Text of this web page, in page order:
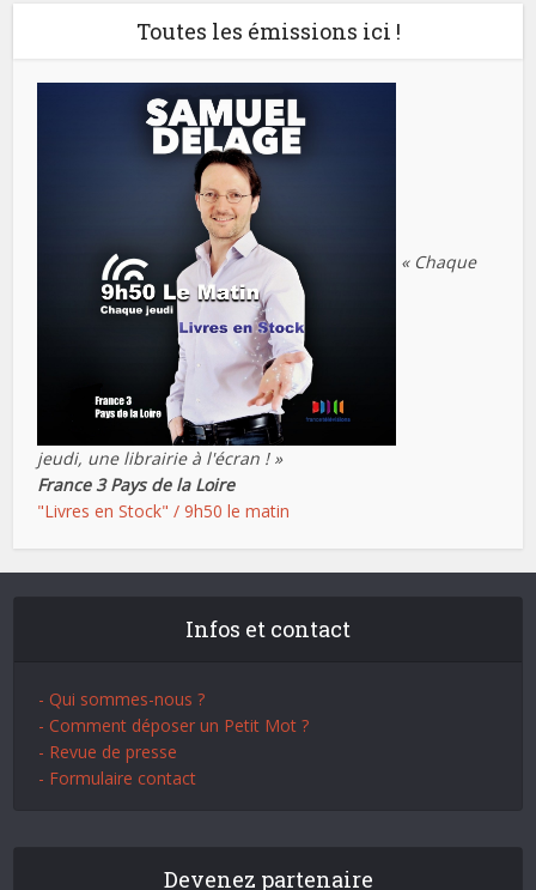
Toutes les émissions ici !
« Chaque
jeudi, une librairie à l'écran ! »
France 3 Pays de la Loire
"Livres en Stock" / 9h50 le matin
Infos et contact
- Qui sommes-nous ?
- Comment déposer un Petit Mot ?
- Revue de presse
- Formulaire contact
Devenez partenaire